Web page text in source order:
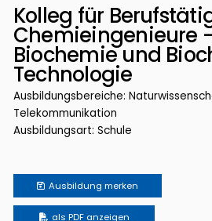
Kolleg für
Chemieingenieure
Biochemie und
Technologie
Ausbildungsbereiche:
Telekommunikation
Ausbildungsart: Schule
Ausbildung merken
als PDF anzeigen